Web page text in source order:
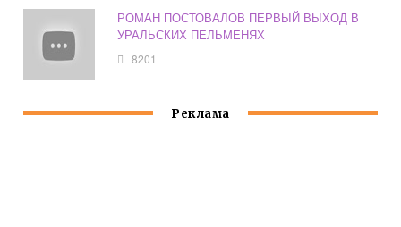
РОМАН ПОСТОВАЛОВ ПЕРВЫЙ ВЫХОД В
УРАЛЬСКИХ ПЕЛЬМЕНЯХ
8201
Реклама